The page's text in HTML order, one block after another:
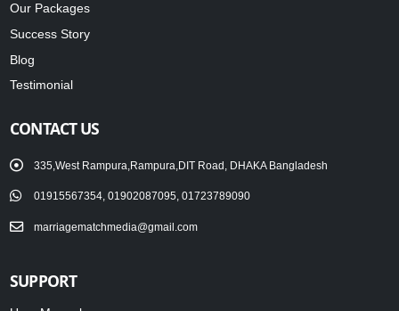
Our Packages
Success Story
Blog
Testimonial
CONTACT US
335,West Rampura,Rampura,DIT Road, DHAKA Bangladesh
01915567354, 01902087095, 01723789090
marriagematchmedia@gmail.com
SUPPORT